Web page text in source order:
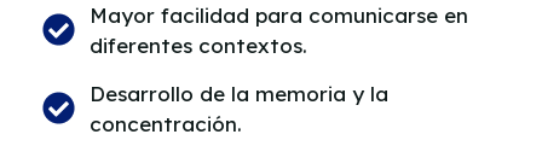
Mayor facilidad para comunicarse en
diferentes contextos.
Desarrollo de la memoria y la
concentración.